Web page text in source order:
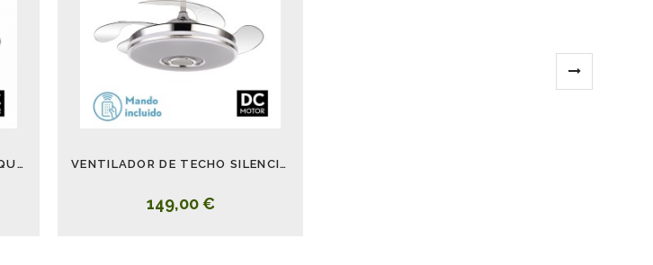
VENTILADOR MATANUSKA NIQUEL VENTILADOR DE TECHO SILENCIOSO NOTO 72 W ALTAVOZ Y LUCES DE COLORES
149,00 €